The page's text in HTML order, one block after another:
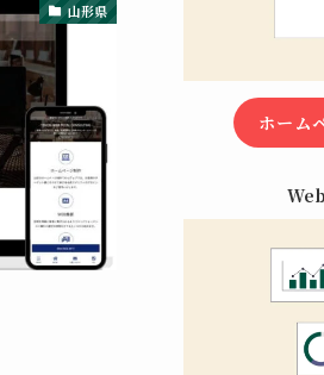
山形県
ホーム